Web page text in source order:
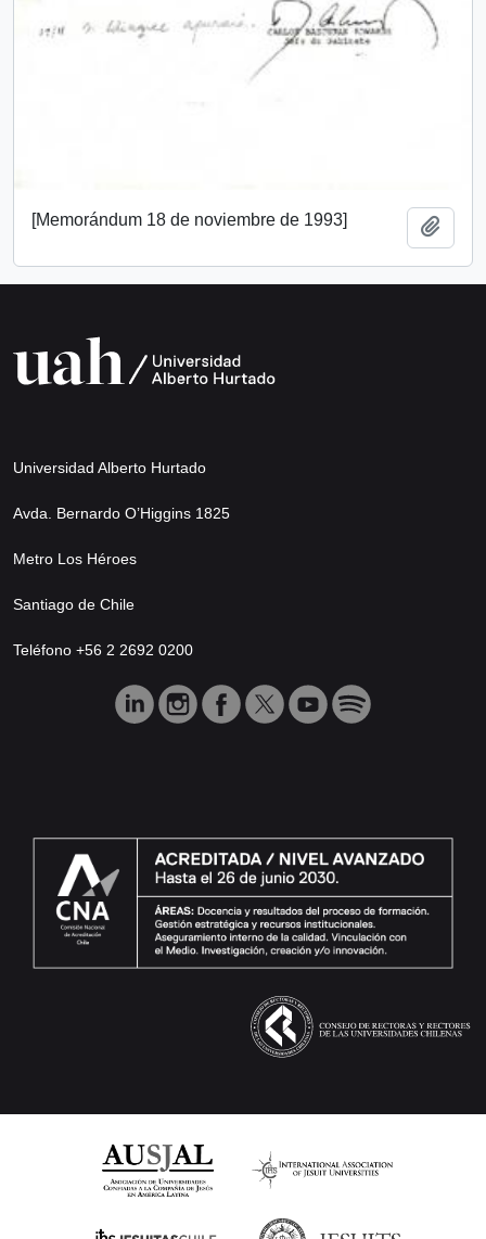
[Memorándum 18 de noviembre de 1993]
Universidad Alberto Hurtado
Avda. Bernardo O’Higgins 1825
Metro Los Héroes
Santiago de Chile
Teléfono +56 2 2692 0200